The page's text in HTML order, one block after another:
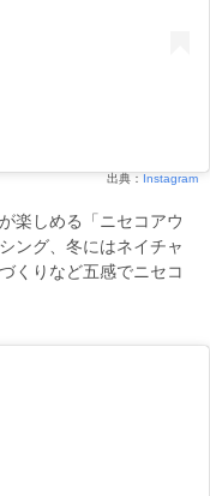
出典： Instagram
楽しめる「ニセコアウ
ング、冬にはネイチャ
くりなど五感でニセコ